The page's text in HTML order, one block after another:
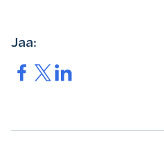
Jaa:
Jaa. Jaa.Jaa.